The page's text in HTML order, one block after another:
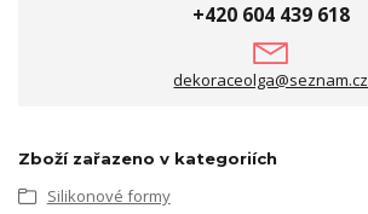
+420 604 439 618
dekoraceolga@seznam.cz
Zboží zařazeno v kategoriích
Silikonové formy